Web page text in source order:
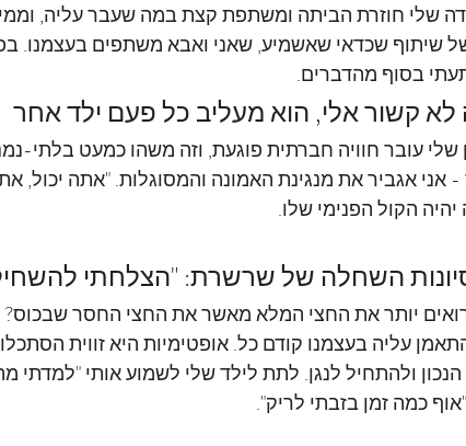
שלי חוזרת הביתה ומשתפת קצת במה שעבר עליה,
שיתוף שכדאי שאשמיע, שאני ואבא משתפים בעצמנו.
בסוף מהדברים.
עובר חוויה חברתית פוגעת, וזה משהו כמעט בלתי-
אני אגביר את מנגינת האמונה והמסוגלות. "אתה יכול,
הקול הפנימי שלו.
יותר את החצי המלא מאשר את החצי החסר
עליה בעצמנו קודם כל. אופטימיות היא זווית
ולהתחיל לנגן. לתת לילד שלי לשמוע אותי "למדתי
כמה זמן בזבתי לריק".